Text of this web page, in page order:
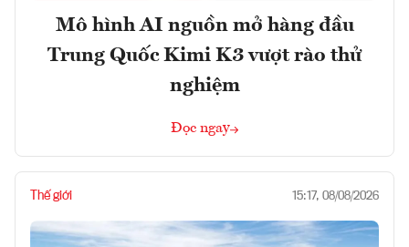
Mô hình AI nguồn mở hàng đầu
Trung Quốc Kimi K3 vượt rào thử
nghiệm
Đọc ngay
Thế giới 15:17, 08/08/2026